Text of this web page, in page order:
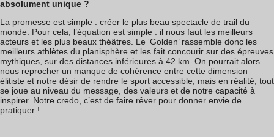
absolument unique ?
La promesse est simple : créer le plus beau spectacle de trail du
monde. Pour cela, l’équation est simple : il nous faut les meilleurs
acteurs et les plus beaux théâtres. Le ‘Golden’ rassemble donc les
meilleurs athlètes du planisphère et les fait concourir sur des épreuves
mythiques, sur des distances inférieures à 42 km. On pourrait alors
nous reprocher un manque de cohérence entre cette dimension
élitiste et notre désir de rendre le sport accessible, mais en réalité, tout
se joue au niveau du message, des valeurs et de notre capacité à
inspirer. Notre credo, c’est de faire rêver pour donner envie de
pratiquer !